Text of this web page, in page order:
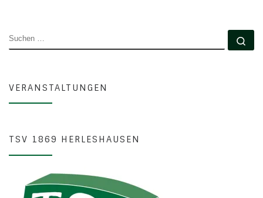
SUCHE
VERANSTALTUNGEN
TSV 1869 HERLESHAUSEN